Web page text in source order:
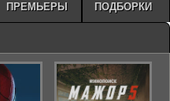
ПРЕМЬЕРЫ ПОДБОРКИ